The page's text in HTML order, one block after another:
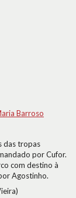
Barroso
das tropas
por Cufor.
com destino à
Agostinho.